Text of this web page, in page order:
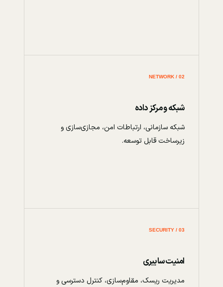
02 / NETWORK
شبکه و مرکز داده
شبکه سازمانی، ارتباطات امن، مجازی‌سازی و
زیرساخت قابل توسعه.
03 / SECURITY
امنیت سایبری
مدیریت ریسک، مقاوم‌سازی، کنترل دسترسی و